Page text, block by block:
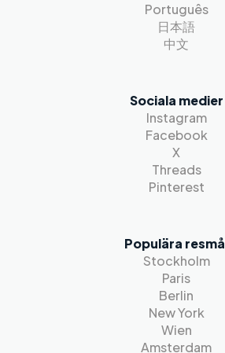
Português
日本語
中文
Sociala medier
Instagram
Facebook
X
Threads
Pinterest
Populära
Stockholm
Paris
Berlin
New York
Wien
Amsterdam